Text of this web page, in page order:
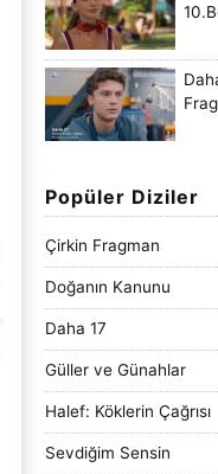
Popüler Diziler
Çirkin Fragman
Doğanın Kanunu
Daha 17
Güller ve Günahlar
Halef: Köklerin Çağrısı
Sevdiğim Sensin